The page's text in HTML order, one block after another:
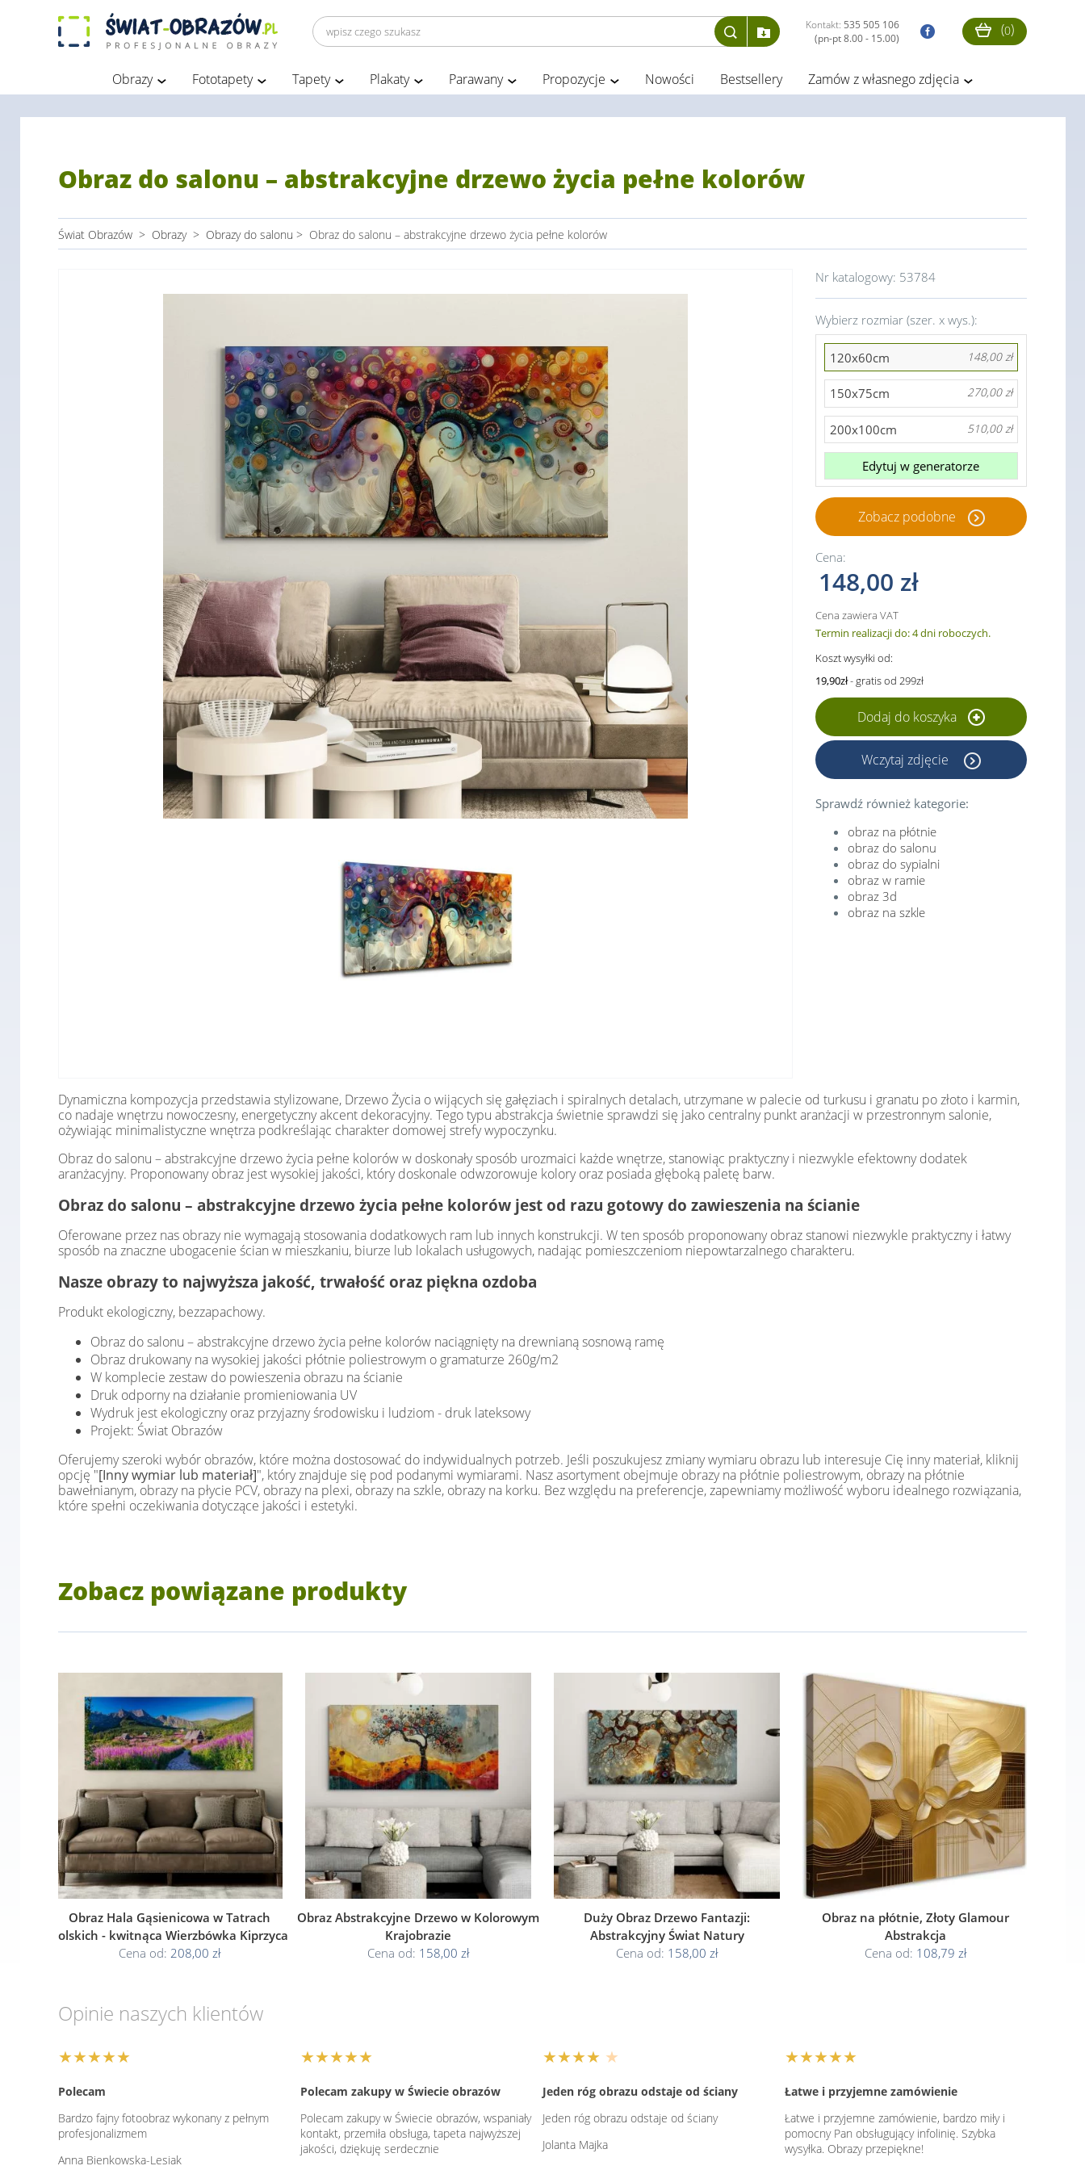
Kontakt: 535 505 106
(pn-pt 8.00 - 15.00)
(0)
Obrazy Fototapety Tapety Plakaty Parawany Propozycje Nowości Bestsellery Zamów z własnego zdjęcia
Obraz do salonu – abstrakcyjne drzewo życia pełne kolorów
Świat Obrazów > Obrazy > Obrazy do salonu > Obraz do salonu – abstrakcyjne drzewo życia pełne kolorów
Nr katalogowy: 53784
Wybierz rozmiar (szer. x wys.):
120x60cm 148,00 zł
150x75cm 270,00 zł
200x100cm 510,00 zł
Edytuj w generatorze
Zobacz podobne
Cena:
148,00 zł
Cena zawiera VAT
Termin realizacji do: 4 dni roboczych.
Koszt wysyłki od:
19,90zł- gratis od 299zł
Dodaj do koszyka
Wczytaj zdjęcie
Sprawdź również kategorie:
obraz na płótnie
obraz do salonu
obraz do sypialni
obraz w ramie
obraz 3d
obraz na szkle
Dynamiczna kompozycja przedstawia stylizowane, Drzewo Życia o wijących się gałęziach i spiralnych detalach, utrzymane w palecie od turkusu i granatu po złoto i karmin,
co nadaje wnętrzu nowoczesny, energetyczny akcent dekoracyjny. Tego typu abstrakcja świetnie sprawdzi się jako centralny punkt aranżacji w przestronnym salonie,
ożywiając minimalistyczne wnętrza podkreślając charakter domowej strefy wypoczynku.
Obraz do salonu – abstrakcyjne drzewo życia pełne kolorów w doskonały sposób urozmaici każde wnętrze, stanowiąc praktyczny i niezwykle efektowny dodatek
aranżacyjny. Proponowany obraz jest wysokiej jakości, który doskonale odwzorowuje kolory oraz posiada głęboką paletę barw.
Obraz do salonu – abstrakcyjne drzewo życia pełne kolorów jest od razu gotowy do zawieszenia na ścianie
Oferowane przez nas obrazy nie wymagają stosowania dodatkowych ram lub innych konstrukcji. W ten sposób proponowany obraz stanowi niezwykle praktyczny i łatwy
sposób na znaczne ubogacenie ścian w mieszkaniu, biurze lub lokalach usługowych, nadając pomieszczeniom niepowtarzalnego charakteru.
Nasze obrazy to najwyższa jakość, trwałość oraz piękna ozdoba
Produkt ekologiczny, bezzapachowy.
Obraz do salonu – abstrakcyjne drzewo życia pełne kolorów naciągnięty na drewnianą sosnową ramę
Obraz drukowany na wysokiej jakości płótnie poliestrowym o gramaturze 260g/m2
W komplecie zestaw do powieszenia obrazu na ścianie
Druk odporny na działanie promieniowania UV
Wydruk jest ekologiczny oraz przyjazny środowisku i ludziom - druk lateksowy
Projekt: Świat Obrazów
Oferujemy szeroki wybór obrazów, które można dostosować do indywidualnych potrzeb. Jeśli poszukujesz zmiany wymiaru obrazu lub interesuje Cię inny materiał, kliknij
opcję "[Inny wymiar lub materiał]", który znajduje się pod podanymi wymiarami. Nasz asortyment obejmuje obrazy na płótnie poliestrowym, obrazy na płótnie
bawełnianym, obrazy na płycie PCV, obrazy na plexi, obrazy na szkle, obrazy na korku. Bez względu na preferencje, zapewniamy możliwość wyboru idealnego rozwiązania,
które spełni oczekiwania dotyczące jakości i estetyki.
Zobacz powiązane produkty
Obraz Hala Gąsienicowa w Tatrach
Polskich - kwitnąca Wierzbówka Kiprzyca
Cena od: 208,00 zł
Obraz Abstrakcyjne Drzewo w Kolorowym
Krajobrazie
Cena od: 158,00 zł
Duży Obraz Drzewo Fantazji:
Abstrakcyjny Świat Natury
Cena od: 158,00 zł
Obraz na płótnie, Złoty Glamour
Abstrakcja
Cena od: 108,79 zł
Opinie naszych klientów
★★★★★
Polecam
Bardzo fajny fotoobraz wykonany z pełnym
profesjonalizmem
Anna Bienkowska-Lesiak
★★★★★
Polecam zakupy w Świecie obrazów
Polecam zakupy w Świecie obrazów, wspaniały
kontakt, przemiła obsługa, tapeta najwyższej
jakości, dziękuję serdecznie
★★★★ ★
Jeden róg obrazu odstaje od ściany
Jeden róg obrazu odstaje od ściany
Jolanta Majka
★★★★★
Łatwe i przyjemne zamówienie
Łatwe i przyjemne zamówienie, bardzo miły i
pomocny Pan obsługujący infolinię. Szybka
wysyłka. Obrazy przepiękne!